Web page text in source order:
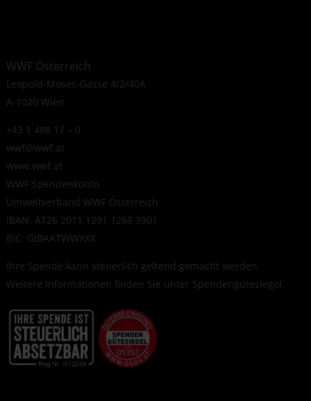
WWF Österreich
Leopold-Moses-Gasse 4/2/40A
A-1020 Wien
+43 1 488 17 – 0
wwf@wwf.at
www.wwf.at
WWF Spendenkonto
Umweltverband WWF Österreich
IBAN: AT26 2011 1291 1268 3901
BIC: GIBAATWWXXX
Ihre Spende kann steuerlich geltend gemacht werden.
Weitere Informationen finden Sie unter Spendengütesiegel.